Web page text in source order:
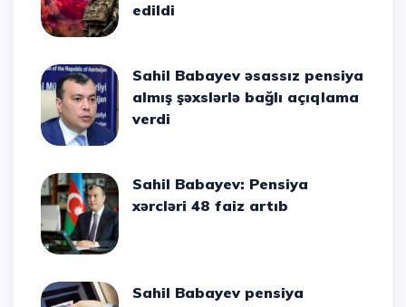
edildi
Sahil Babayev əsassız pensiya
almış şəxslərlə bağlı açıqlama
verdi
Sahil Babayev: Pensiya
xərcləri 48 faiz artıb
Sahil Babayev pensiya